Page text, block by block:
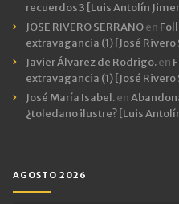
recuerdos 3 [Luis Antolín
JOSE RIVERO SERRANOen
extravagancia (1) [José
Javier Álvarez de Rodrigo.en
extravagancia (1) [José
José María Isabel.en
¿toledano ilustre? [Luis
AGOSTO 2026